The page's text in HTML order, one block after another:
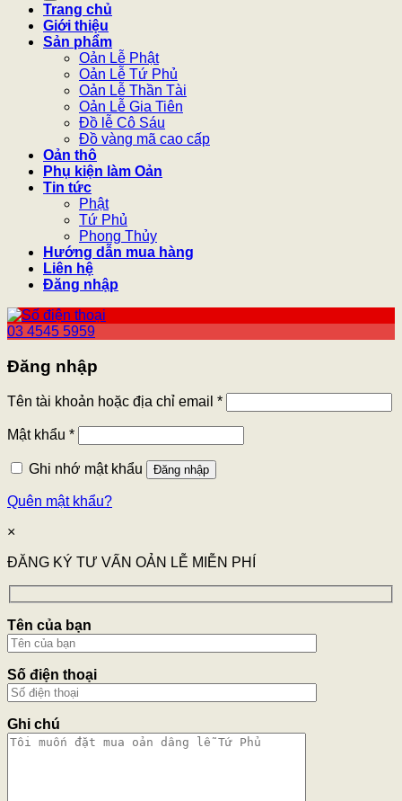
Trang chủ
Giới thiệu
Sản phẩm
Oản Lễ Phật
Oản Lễ Tứ Phủ
Oản Lễ Thần Tài
Oản Lễ Gia Tiên
Đồ lễ Cô Sáu
Đồ vàng mã cao cấp
Oản thô
Phụ kiện làm Oản
Tin tức
Phật
Tứ Phủ
Phong Thủy
Hướng dẫn mua hàng
Liên hệ
Đăng nhập
03 4545 5959
Đăng nhập
Tên tài khoản hoặc địa chỉ email *
Mật khẩu *
Ghi nhớ mật khẩu Đăng nhập
Quên mật khẩu?
×
ĐĂNG KÝ TƯ VẤN OẢN LỄ MIỄN PHÍ
Tên của bạn
Số điện thoại
Ghi chú